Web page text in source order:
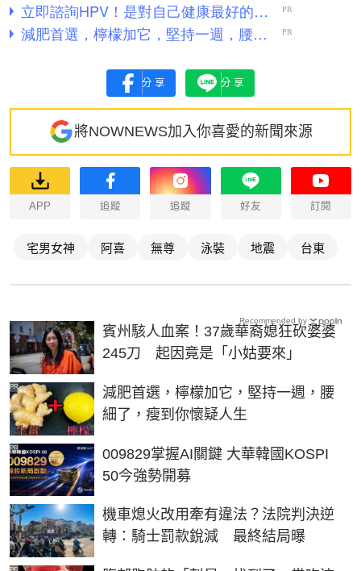
分享 分享
將NOWNEWS加入你喜愛的新聞來源
APP 追蹤 追蹤 好友 訂閱
宅男女神 阿喜 無尊 泳裝 地震 台東
賓州駭人血案！37歲華裔媳狂砍婆婆
245刀 起因竟是「小姑要來」
減肥首選，檸檬加它，堅持一週，腰
細了，瘦到你懷疑人生
PR
009829掌握AI關鍵 大華韓國KOSPI
50今強勢開募
PR
機車熄火改用牽有違法？法院判決逆
轉：騎士罰款銳減 最終結局曝
Recommended by